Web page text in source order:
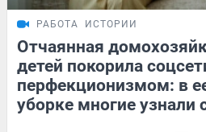
РАБОТА ИСТОРИИ
Отчаянная
детей покорила
перфекционизмом: в
уборке многие узнали